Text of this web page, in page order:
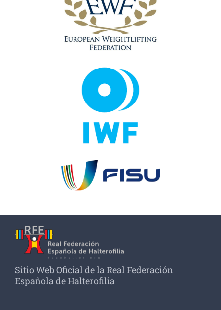
Sitio Web Oficial de la Real Federación
Española de Halterofilia